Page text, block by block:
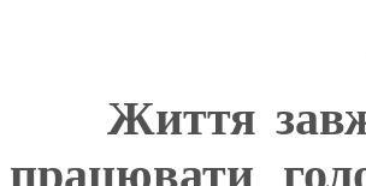
Життя
працювати